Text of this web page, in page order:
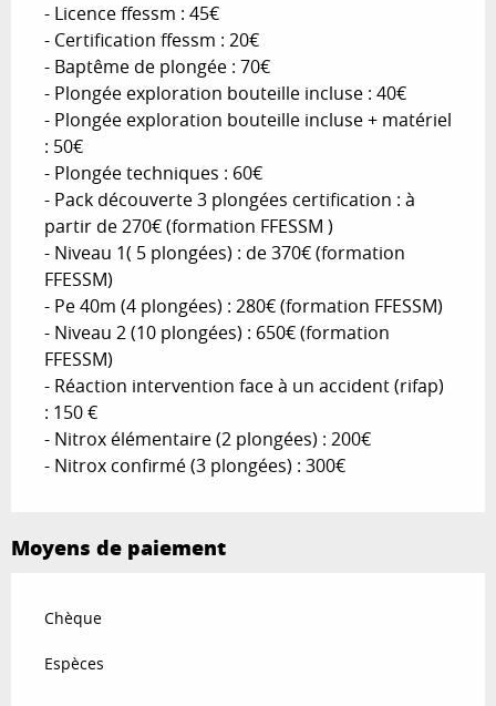
- Licence ffessm : 45€
- Certification ffessm : 20€
- Baptême de plongée : 70€
- Plongée exploration bouteille incluse : 40€
- Plongée exploration bouteille incluse + matériel
: 50€
- Plongée techniques : 60€
- Pack découverte 3 plongées certification : à
partir de 270€ (formation FFESSM )
- Niveau 1( 5 plongées) : de 370€ (formation
FFESSM)
- Pe 40m (4 plongées) : 280€ (formation FFESSM)
- Niveau 2 (10 plongées) : 650€ (formation
FFESSM)
- Réaction intervention face à un accident (rifap)
: 150 €
- Nitrox élémentaire (2 plongées) : 200€
- Nitrox confirmé (3 plongées) : 300€
Moyens de paiement
Chèque
Espèces